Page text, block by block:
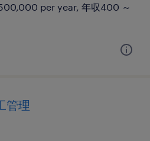
per year, 年収400 ～
管理